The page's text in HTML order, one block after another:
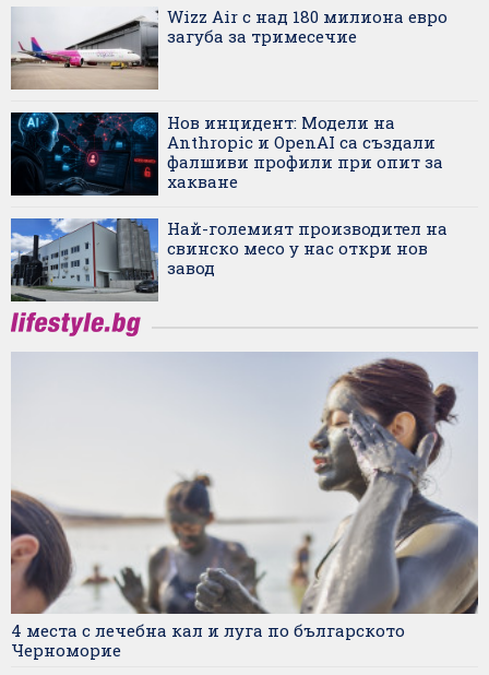
Wizz Air с над 180 милиона евро
загуба за тримесечие
Нов инцидент: Модели на
Anthropic и OpenAI са създали
фалшиви профили при опит за
хакване
Най-големият производител на
свинско месо у нас откри нов
завод
4 места с лечебна кал и луга по българското
Черноморие